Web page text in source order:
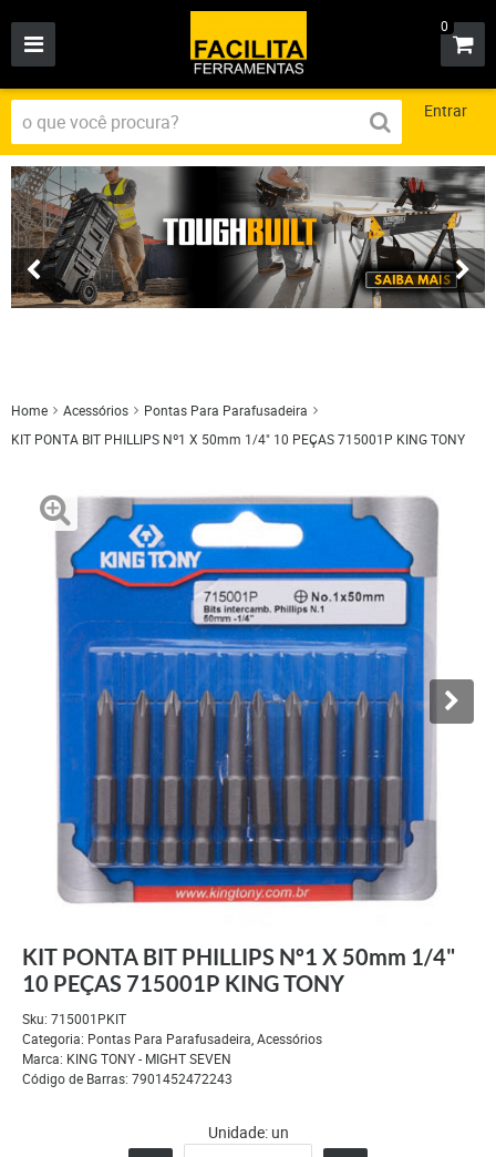
0
Entrar
Home Acessórios
Pontas Para Parafusadeira
KIT PONTA BIT PHILLIPS Nº1 X 50mm 1/4" 10 PEÇAS 715001P KING TONY
KIT PONTA BIT PHILLIPS Nº1 X 50mm 1/4"
10 PEÇAS 715001P KING TONY
Sku: 715001PKIT
Categoria: Pontas Para Parafusadeira,Acessórios
Marca: KING TONY - MIGHT SEVEN
Código de Barras: 7901452472243
Unidade: un